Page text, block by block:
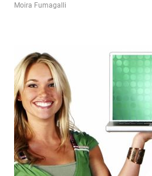
Moira Fumagalli